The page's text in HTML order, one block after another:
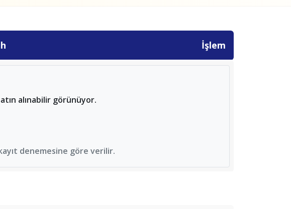
İşlem
alınabilir görünüyor.
denemesine göre verilir.